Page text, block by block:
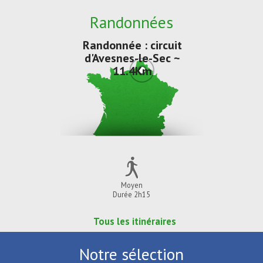
Randonnées
Randonnée : circuit
d'Avesnes-le-Sec ~
11.4Km
Moyen
Durée 2h15
Tous les itinéraires
Notre sélection